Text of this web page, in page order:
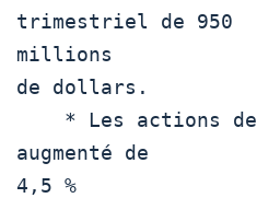
trimestriel de 950
millions
de dollars.
augmenté de
4,5 %